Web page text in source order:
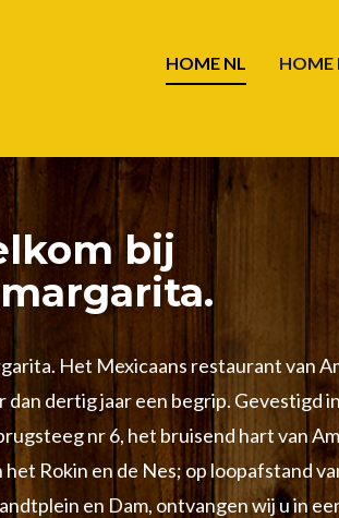
HOME NL HOME
bij
Het Mexicaans restaurant van
dan dertig jaar een begrip. Gevestigd
nr 6, het bruisend hart van
het Rokin en de Nes; op loopafstand
en Dam, ontvangen wij u in